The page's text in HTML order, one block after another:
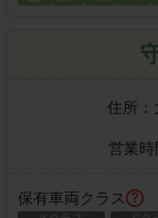
住所：
営業時
保有車両クラス